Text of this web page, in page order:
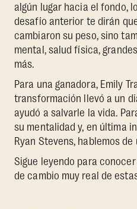
algún lugar hacia el fondo,
desafío anterior te dirán
cambiaron su peso, sino
mental, salud física,
más.
Para una ganadora, Emily
transformación llevó a un
ayudó a salvarle la vida.
su mentalidad y, en última
Ryan Stevens, hablemos
Sigue leyendo para
de cambio muy real de